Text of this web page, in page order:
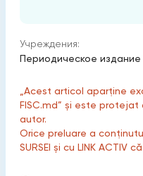
Учреждения:
Периодическое издание
„Acest articol aparține
FISC.md” și este
autor.
Orice preluare a
SURSEI și cu LINK ACTIV